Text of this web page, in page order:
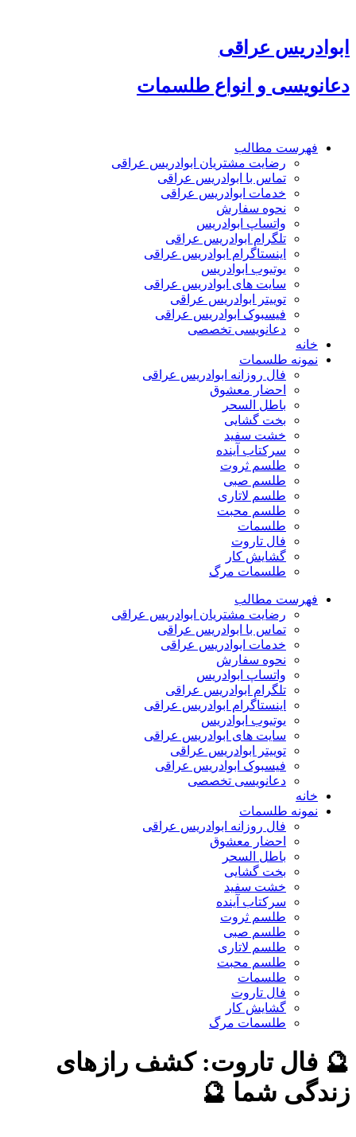
محتوا
ابوادریس عراقی
دعانویسی و انواع طلسمات
فهرست مطالب
رضایت مشتریان ابوادریس عراقی
تماس با ابوادریس عراقی
خدمات ابوادریس عراقی
نحوه سفارش
واتساپ ابوادریس
تلگرام ابوادریس عراقی
اینستاگرام ابوادریس عراقی
یوتیوب ابوادریس
سایت های ابوادریس عراقی
توییتر ابوادریس عراقی
فیسبوک ابوادریس عراقی
دعانویسی تخصصی
خانه
نمونه طلسمات
فال روزانه ابوادریس عراقی
احضار معشوق
باطل السحر
بخت گشایی
خشت سفید
سرکتاب آینده
طلسم ثروت
طلسم صبی
طلسم لاتاری
طلسم محبت
طلسمات
فال تاروت
گشایش کار
طلسمات مرگ
فهرست مطالب
رضایت مشتریان ابوادریس عراقی
تماس با ابوادریس عراقی
خدمات ابوادریس عراقی
نحوه سفارش
واتساپ ابوادریس
تلگرام ابوادریس عراقی
اینستاگرام ابوادریس عراقی
یوتیوب ابوادریس
سایت های ابوادریس عراقی
توییتر ابوادریس عراقی
فیسبوک ابوادریس عراقی
دعانویسی تخصصی
خانه
نمونه طلسمات
فال روزانه ابوادریس عراقی
احضار معشوق
باطل السحر
بخت گشایی
خشت سفید
سرکتاب آینده
طلسم ثروت
طلسم صبی
طلسم لاتاری
طلسم محبت
طلسمات
فال تاروت
گشایش کار
طلسمات مرگ
🔮 فال تاروت: کشف رازهای
زندگی شما 🔮